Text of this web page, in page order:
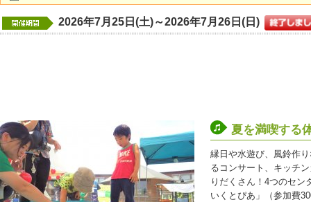
2026年7月25日(土)～2026年7月26日(日)
夏を満喫する
縁日や水遊び、風鈴作
るコンサート、キッチ
りだくさん！4つのセン
いくとぴあ」（参加費